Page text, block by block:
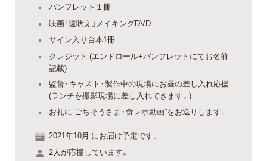
パンフレット１冊
映画「遠吠え」メイキングDVD
サイン入り台本1冊
クレジット (エンドロール+パンフレットにてお名前
記載)
監督・キャスト・製作中の現場にお昼の差し入れ応援！
(ランチを撮影現場に差し入れできます。)
お礼に”ごちそうさま・食レポ動画”をお送りします！
2021年10月 にお届け予定です。
2人が応援しています。